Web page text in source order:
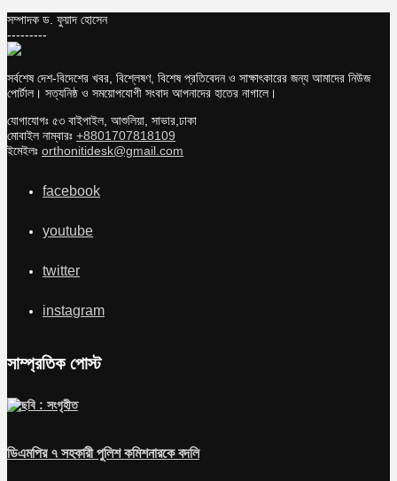
সম্পাদক ড. ফুয়াদ হোসেন
---------
সর্বশেষ দেশ-বিদেশের খবর, বিশ্লেষণ, বিশেষ প্রতিবেদন ও সাক্ষাৎকারের জন্য আমাদের নিউজ
পোর্টাল। সত্যনিষ্ঠ ও সময়োপযোগী সংবাদ আপনাদের হাতের নাগালে।
যোগাযোগঃ ৫৩ বাইপাইল, আশুলিয়া, সাভার,ঢাকা
মোবাইল নাম্বারঃ +8801707818109
ইমেইলঃ orthonitidesk@gmail.com
facebook
youtube
twitter
instagram
সাম্প্রতিক পোস্ট
ডিএমপির ৭ সহকারী পুলিশ কমিশনারকে বদলি